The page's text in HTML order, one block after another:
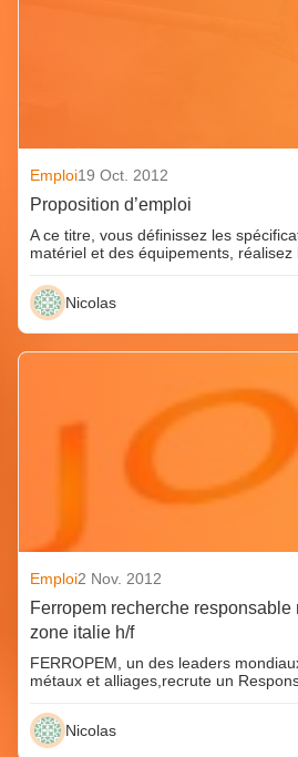
Emploi19 Oct. 2012
Proposition d’emploi
A ce titre, vous définissez les
matériel et des équipements,
Nicolas
Emploi2 Nov. 2012
Ferropem recherche responsable
zone italie h/f
FERROPEM, un des leaders
métaux et alliages,recrute un
Nicolas